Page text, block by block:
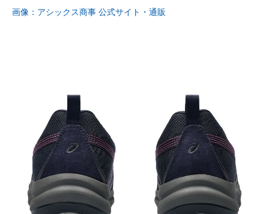
画像：アシックス商事 公式サイト・通販